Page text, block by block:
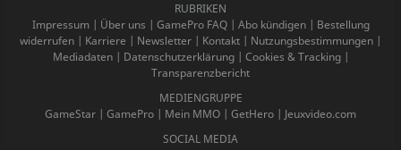
RUBRIKEN
Impressum| Über uns | GamePro FAQ| Abo kündigen| Bestellung
widerrufen | Karriere | Newsletter | Kontakt | Nutzungsbestimmungen |
Mediadaten| Datenschutzerklärung| Cookies & Tracking|
Transparenzbericht
MEDIENGRUPPE
GameStar | GamePro | Mein MMO | GetHero | Jeuxvideo.com
SOCIAL MEDIA